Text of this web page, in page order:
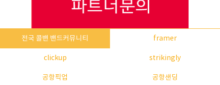
전국 콜밴 밴드커뮤니티 framer
clickup strikingly
공항픽업 공항샌딩